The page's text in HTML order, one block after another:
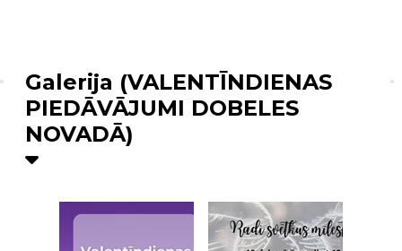
Galerija (VALENTĪNDIENAS
PIEDĀVĀJUMI DOBELES
NOVADĀ)